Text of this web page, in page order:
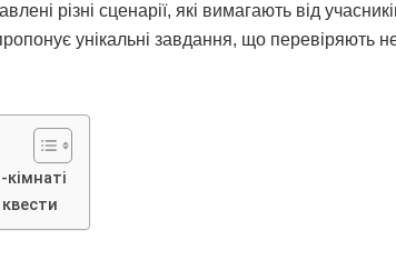
різні сценарії, які вимагають від
унікальні завдання, що перевіряють